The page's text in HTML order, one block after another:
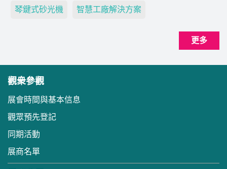
琴鍵式砂光機 智慧工廠解決方案
更多
觀衆參觀
展會時間與基本信息
觀眾預先登記
同期活動
展商名單